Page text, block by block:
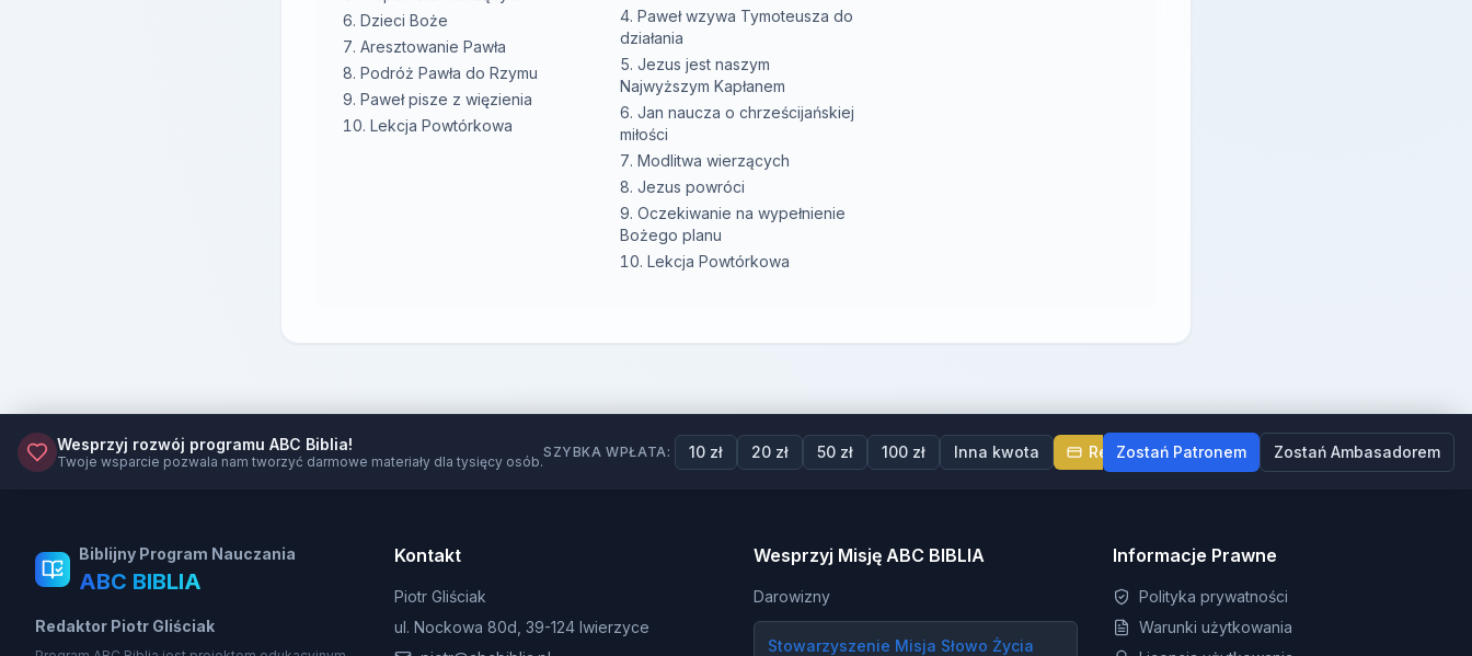
Dzieci Boże
Aresztowanie Pawła
Podróż Pawła do Rzymu
Paweł pisze z więzienia
Lekcja Powtórkowa
Paweł wzywa Tymoteusza do
działania
Jezus jest naszym
Najwyższym Kapłanem
Jan naucza o chrześcijańskiej
miłości
Modlitwa wierzących
Jezus powróci
Oczekiwanie na wypełnienie
Bożego planu
Lekcja Powtórkowa
Wesprzyj rozwój programu ABC Biblia!
Twoje wsparcie pozwala nam tworzyć darmowe materiały dla tysięcy osób.
SZYBKA WPŁATA: 10 zł 20 zł 50 zł 100 zł Inna kwota Regularne wsparcie
Zostań Patronem Zostań Ambasadorem
Biblijny Program Nauczania
ABC BIBLIA
Redaktor Piotr Gliściak
Kontakt
Piotr Gliściak
ul. Nockowa 80d, 39-124 Iwierzyce
Wesprzyj Misję ABC BIBLIA
Darowizny
Stowarzyszenie Misja Słowo Życia
Informacje Prawne
Polityka prywatności
Warunki użytkowania